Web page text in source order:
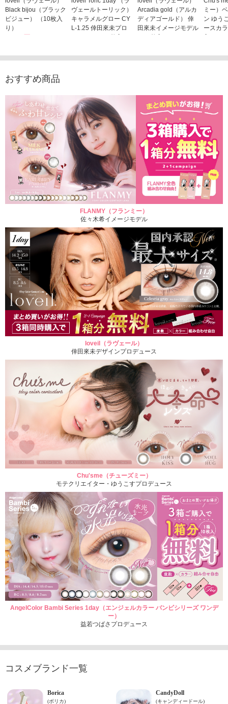
Black bijou（ブラック
ビジュー） （10枚入
り）
ヴェールトーリック）
キャラメルグロー CY
L-1.25 倖田來未プロ
1,760円(税込)
Arcadia gold（アルカ
ディアゴールド） 倖
田來未イメージモデル
ミー）
ン ゆう
ースカ
おすすめ商品
FLANMY（フランミー）
佐々木希イメージモデル
loveil（ラヴェール）
倖田來未デザインプロデュース
Chu'sme（チューズミー）
モテクリエイター・ゆうこすプロデュース
AngelColor Bambi Series 1day（エンジェルカラー バンビシリーズ ワンデ
ー）
益若つばさプロデュース
コスメブランド一覧